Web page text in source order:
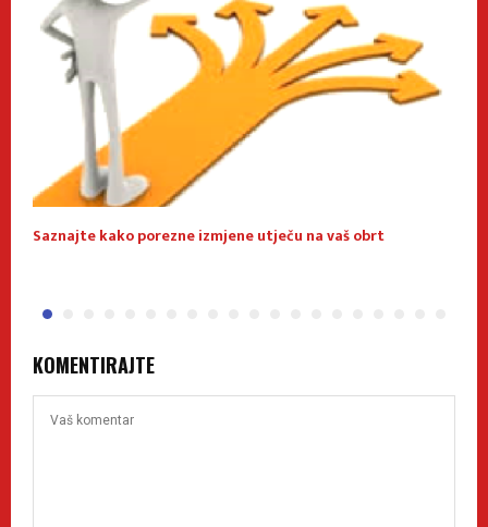
Saznajte kako porezne izmjene utječu na vaš obrt
KOMENTIRAJTE